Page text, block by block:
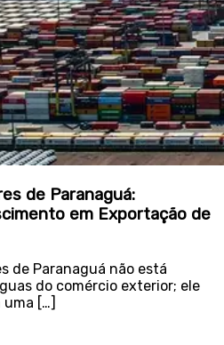
de Paranaguá:
em Exportação de
de Paranaguá não está
do comércio exterior; ele
uma […]